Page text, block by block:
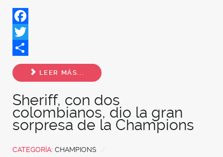
Facebook
Twitter
Share
LEER MÁS...
Sheriff, con dos
colombianos, dio la gran
sorpresa de la Champions
CATEGORÍA: CHAMPIONS